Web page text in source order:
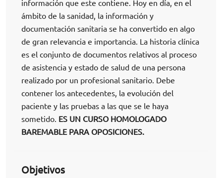
información que este contiene. Hoy en día, en el
ámbito de la sanidad, la información y
documentación sanitaria se ha convertido en algo
de gran relevancia e importancia. La historia clínica
es el conjunto de documentos relativos al proceso
de asistencia y estado de salud de una persona
realizado por un profesional sanitario. Debe
contener los antecedentes, la evolución del
paciente y las pruebas a las que se le haya
sometido. ES UN CURSO HOMOLOGADO
BAREMABLE PARA OPOSICIONES.
Objetivos